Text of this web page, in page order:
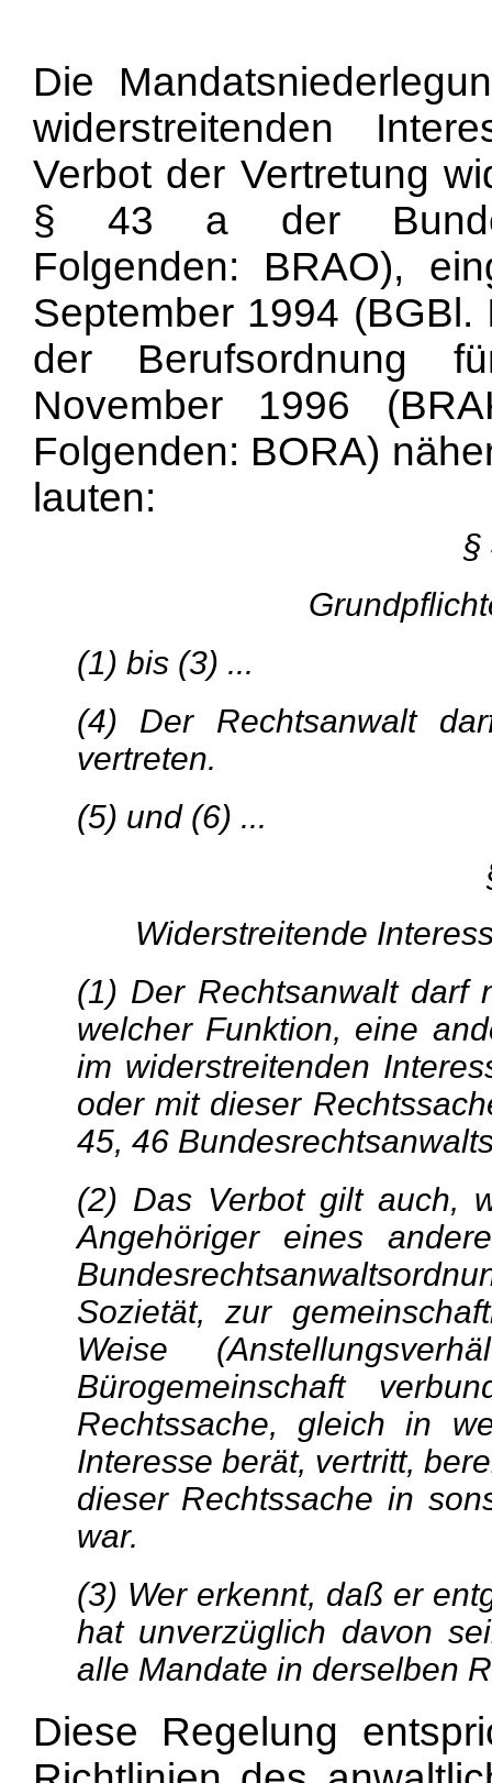
Die
widerstreitenden
Verbot der Vertretung
§ 43 a der
Folgenden: BRAO),
September 1994
der Berufsordnung
November 1996
Folgenden: BORA)
lauten:
§
(1) bis (3) ...
(4) Der Rechtsanwalt
vertreten.
(5) und (6) ...
Widerstreitende
(1) Der Rechtsanwalt darf
welcher Funktion, eine
im widerstreitenden
oder mit dieser
45, 46
(2) Das Verbot gilt auch,
Angehöriger eines
Sozietät, zur
Weise
Bürogemeinschaft
Rechtssache, gleich in
Interesse berät, vertritt,
dieser Rechtssache in
war.
(3) Wer erkennt, daß er
hat unverzüglich davon
alle Mandate in derselben
Diese Regelung